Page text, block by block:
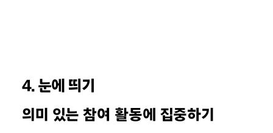
4. 눈에 띄기
의미 있는 참여 활동에 집중하기